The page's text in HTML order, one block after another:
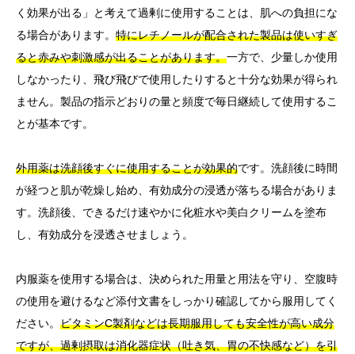
く効果が出る」と考えて過剰に使用することは、肌への負担にな
る場合があります。 特にレチノールが配合された製品は使いすぎ
ると赤みや刺激感が出ることがあります。一方で、少量しか使用
しなかったり、飛び飛びで使用したりすると十分な効果が得られ
ません。製品の指示どおりの量と頻度で毎日継続して使用するこ
とが基本です。
外用薬は洗顔後すぐに使用することが効果的です。洗顔後に時間
が経つと肌が乾燥し始め、有効成分の浸透が落ちる場合がありま
す。洗顔後、できるだけ速やかに化粧水や美白クリームを塗布
し、有効成分を浸透させましょう。
内服薬を使用する場合は、決められた用量と用法を守り、空腹時
の使用を避けるなど添付文書をしっかり確認してから服用してく
ださい。 ビタミンC製剤などは長期服用しても安全性が高い成分
ですが、過剰摂取は消化器症状（吐き気、胃の不快感など）を引